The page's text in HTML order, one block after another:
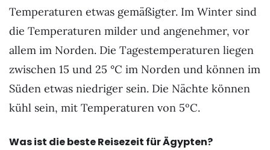
Temperaturen etwas gemäßigter. Im Winter sind
die Temperaturen milder und angenehmer, vor
allem im Norden. Die Tagestemperaturen liegen
zwischen 15 und 25 °C im Norden und können im
Süden etwas niedriger sein. Die Nächte können
kühl sein, mit Temperaturen von 5ºC.
Was ist die beste Reisezeit für Ägypten?